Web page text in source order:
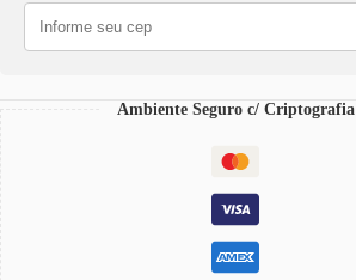
Cadeado-
Corrente
Ambiente Seguro c/ Criptografia